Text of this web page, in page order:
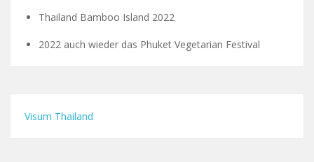
Thailand Bamboo Island 2022
2022 auch wieder das Phuket Vegetarian Festival
Visum Thailand